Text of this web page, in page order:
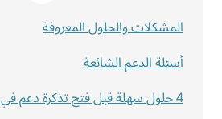
المشكلات والحلول المعروفة
أسئلة الدعم الشائعة
4 حلول سهلة قبل فتح تذكرة دعم في قسم دعم WPML